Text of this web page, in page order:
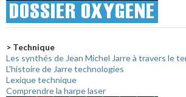
> Technique
Les synthés de Jean Michel Jarre à travers le
L'histoire de Jarre technologies
Lexique technique
Comprendre la harpe laser